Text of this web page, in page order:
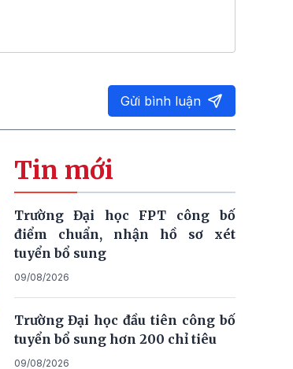
Gửi bình luận
Tin mới
Trường Đại học FPT công bố
điểm chuẩn, nhận hồ sơ xét
tuyển bổ sung
09/08/2026
Trường Đại học đầu tiên công bố
tuyển bổ sung hơn 200 chỉ tiêu
09/08/2026